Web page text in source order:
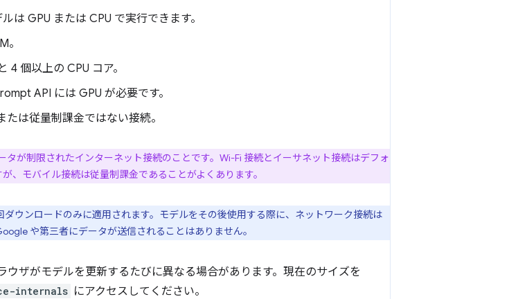
は GPU または CPU で実行できます。
。
4 個以上の CPU コア。
API には GPU が必要です。
たは従量制課金ではない接続。
タが制限されたインターネット接続のことです。Wi-Fi 接続とイーサネット接続はデフォ
、モバイル接続は従量制課金であることがよくあります。
ウンロードのみに適用されます。モデルをその後使用する際に、ネットワーク接続は
や第三者にデータが送信されることはありません。
ウザがモデルを更新するたびに異なる場合があります。現在のサイズを
internals にアクセスしてください。